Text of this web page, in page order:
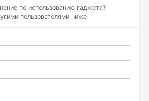
по использованию гаджета?
пользователями ниже